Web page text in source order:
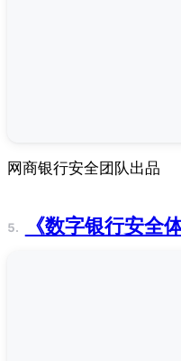
网商银行安全团队出品
《数字银行安全